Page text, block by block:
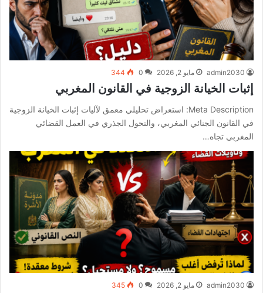
admin2030 مايو 2, 2026 0
344
إثبات الخيانة الزوجية في القانون المغربي
Meta Description: استعراض تحليلي معمق لآليات إثبات الخيانة الزوجية
في القانون الجنائي المغربي، والتحول الجذري في العمل القضائي
المغربي تجاه…
admin2030 مايو 2, 2026 0
345